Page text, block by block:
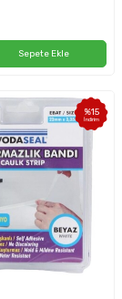
Sepete Ekle
%15
İndirim